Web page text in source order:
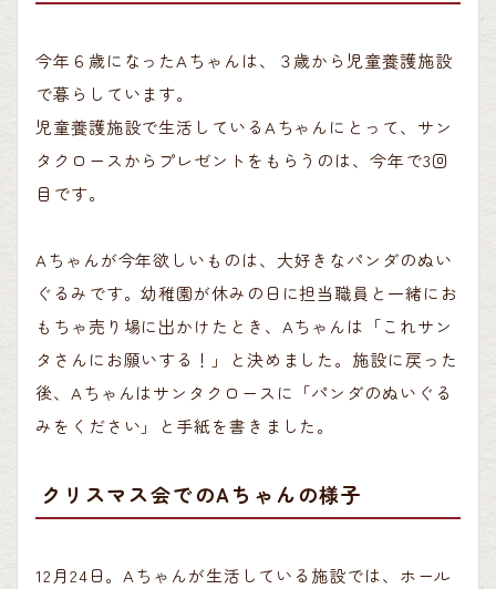
今年６歳になったAちゃんは、３歳から児童養護施設
で暮らしています。
児童養護施設で生活しているAちゃんにとって、サン
タクロースからプレゼントをもらうのは、今年で3回
目です。
Aちゃんが今年欲しいものは、大好きなパンダのぬい
ぐるみです。幼稚園が休みの日に担当職員と一緒にお
もちゃ売り場に出かけたとき、Aちゃんは「これサン
タさんにお願いする！」と決めました。施設に戻った
後、Aちゃんはサンタクロースに「パンダのぬいぐる
みをください」と手紙を書きました。
クリスマス会でのAちゃんの様子
12月24日。Aちゃんが生活している施設では、ホール